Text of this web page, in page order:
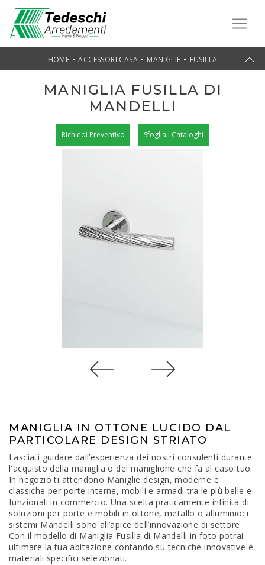
HOME -ACCESSORI CASA- MANIGLIE - FUSILLA
MANIGLIA FUSILLA DI
MANDELLI
Richiedi Preventivo Sfoglia i Cataloghi
MANIGLIA IN OTTONE LUCIDO DAL
PARTICOLARE DESIGN STRIATO
Lasciati guidare dall’esperienza dei nostri consulenti durante
l'acquisto della maniglia o del maniglione che fa al caso tuo.
In negozio ti attendono Maniglie design, moderne e
classiche per porte interne, mobili e armadi tra le più belle e
funzionali in commercio. Una scelta praticamente infinita di
soluzioni per porte e mobili in ottone, metallo o alluminio: i
sistemi Mandelli sono all’apice dell’innovazione di settore.
Con il modello di Maniglia Fusilla di Mandelli in foto potrai
ultimare la tua abitazione contando su tecniche innovative e
materiali specifici selezionati.